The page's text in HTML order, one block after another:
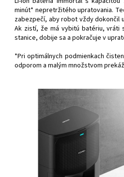
minút* nepretržitého upratovania.
zabezpečí, aby robot vždy dokončil
Ak zistí, že má vybitú batériu, vráti
stanice, dobije sa a pokračuje v
*Pri optimálnych podmienkach
odporom a malým množstvom